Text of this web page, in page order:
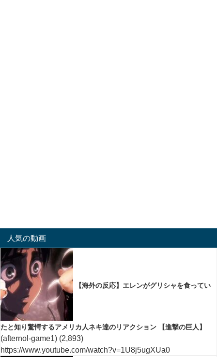
人気の動画
【海外の反応】エレンがグリシャを食ってい
たと知り驚愕するアメリカ人ネキ達のリアクション 【進撃の巨人】
(afternol-game1) (2,893)
https://www.youtube.com/watch?v=1U8j5ugXUa0